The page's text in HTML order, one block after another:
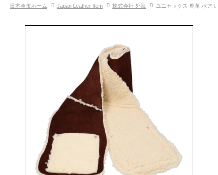
革市通信
日本の革の良さを知ろう
日本革市ホーム Japan Leather Item 株式会社 外海 ユニセックス 鹿革 ボア